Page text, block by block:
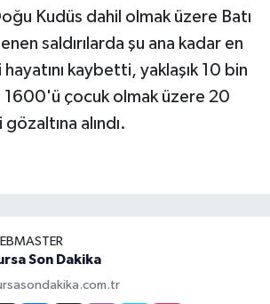
Kudüs dahil olmak üzere Batı
saldırılarda şu ana kadar en
kaybetti, yaklaşık 10 bin
1600'ü çocuk olmak üzere 20
alındı.
Son Dakika